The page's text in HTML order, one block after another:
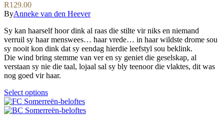
The
options
may
be
chosen
on
the
product
R129.00
ByAnneke van den Heever
Sy kan haarself hoor dink al raas die stilte vir niks en niemand
verruil sy haar menswees… haar vrede… in haar wildste drome sou
sy nooit kon dink dat sy eendag hierdie leefstyl sou beklink.
Die wind bring stemme van ver en sy geniet die geselskap, al
verstaan sy nie die taal, lojaal sal sy bly teenoor die vlaktes, dit was
nog goed vir haar.
Select optionsThis
product
has